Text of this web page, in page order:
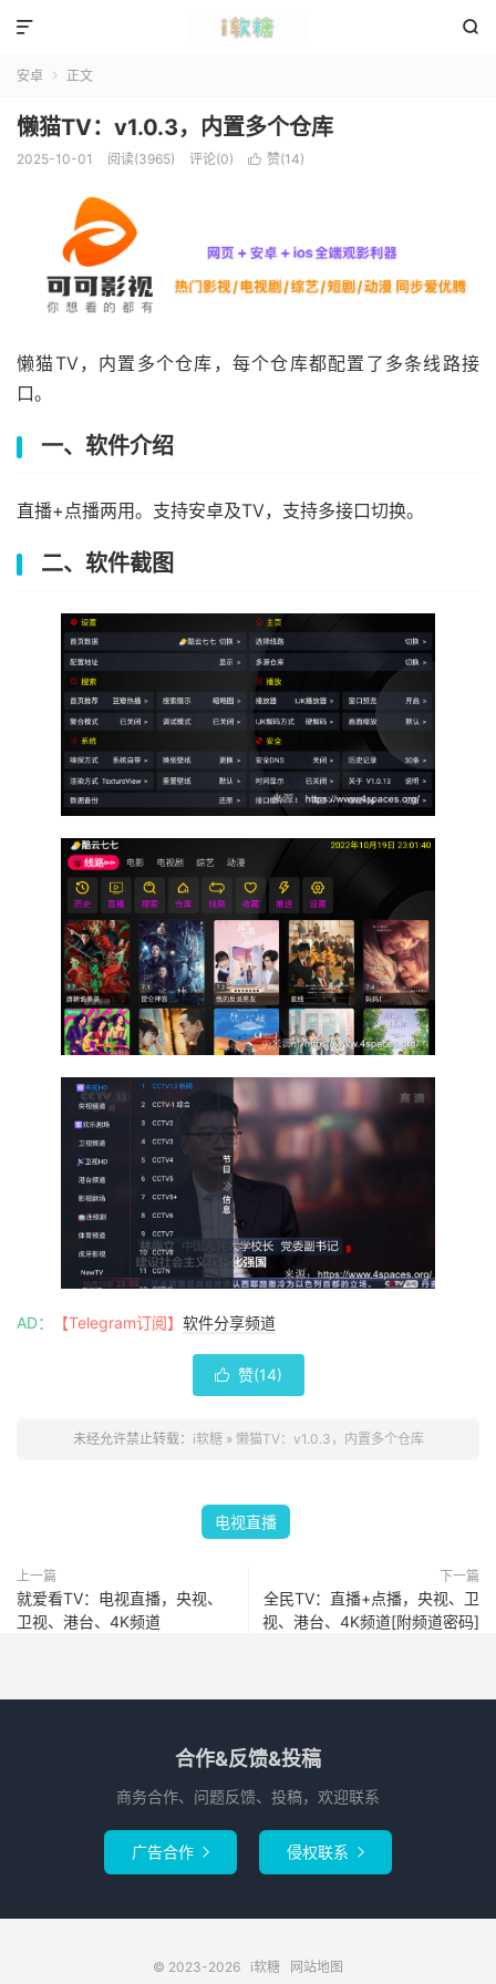


安卓  正文
懒猫TV：v1.0.3，内置多个仓库
2025-10-01 阅读(3965) 评论(0)  赞(14)
懒猫TV，内置多个仓库，每个仓库都配置了多条线路接
口。
一、软件介绍
直播+点播两用。支持安卓及TV，支持多接口切换。
二、软件截图
AD： 【Telegram订阅】 软件分享频道
 赞(14)
未经允许禁止转载： i软糖» 懒猫TV：v1.0.3，内置多个仓库
电视直播
上一篇
就爱看TV：电视直播，央视、
卫视、港台、4K频道
下一篇
全民TV：直播+点播，央视、卫
视、港台、4K频道[附频道密码]
合作&反馈&投稿
商务合作、问题反馈、投稿，欢迎联系
广告合作  侵权联系 
© 2023-2026 i软糖 网站地图